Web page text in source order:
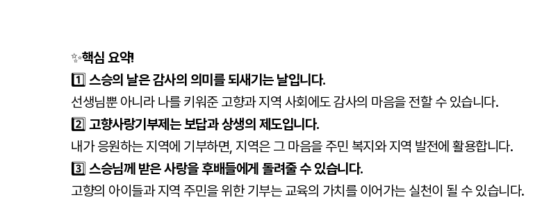
✨핵심 요약!
1️⃣ 스승의 날은 감사의 의미를 되새기는 날입니다.
선생님뿐 아니라 나를 키워준 고향과 지역 사회에도 감사의 마음을 전할 수 있습니다.
2️⃣ 고향사랑기부제는 보답과 상생의 제도입니다.
내가 응원하는 지역에 기부하면, 지역은 그 마음을 주민 복지와 지역 발전에 활용합니다.
3️⃣ 스승님께 받은 사랑을 후배들에게 돌려줄 수 있습니다.
고향의 아이들과 지역 주민을 위한 기부는 교육의 가치를 이어가는 실천이 될 수 있습니다.